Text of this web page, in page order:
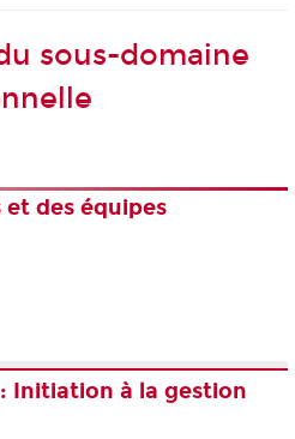
sous-domaine
des équipes
Initiation à la gestion